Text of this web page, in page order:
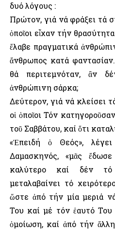
δυό λόγους :
Πρώτον, γιά νά φράξει τά
ὁποῖοι εἶχαν τήν
ἔλαβε πραγματικά
ἄνθρωπος κατά
θά περιτεμνόταν, ἂν
ἀνθρώπινη σάρκα;
Δεύτερον, γιά νά κλείσει
οἱ ὁποῖοι Τόν
τοῦ Σαββάτου, καί ὅτι
«Ἐπειδή ὁ Θεός»,
Δαμασκηνός, «μᾶς
καλύτερο καί δέν τό
μεταλαβαίνει τό
ὥστε ἀπό τήν μία μεριά
Του καί μέ τόν ἑαυτό Του
ὁμοίωση, καί ἀπό τήν